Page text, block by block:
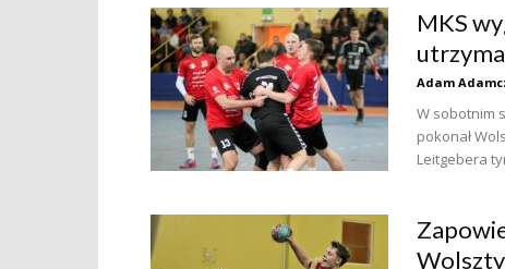
MKS
Adam
W sobotnim
pokonał
Leitgebera